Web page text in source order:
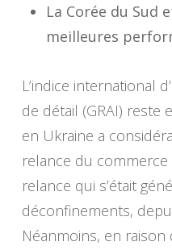
La Corée du Sud
meilleures
L’indice international
de détail (GRAI) reste
en Ukraine a
relance du
relance qui s’était
déconfinements,
Néanmoins, en